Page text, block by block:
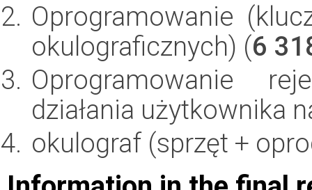
Oprogramowanie
okulograficznych) (6
Oprogramowanie
działania użytkownika
okulograf (sprzęt +